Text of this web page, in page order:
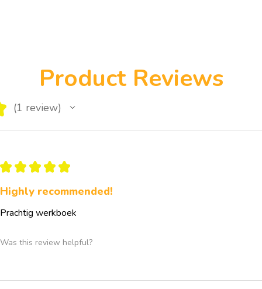
met de opdrachten
diepgang biedt om
Dit werkboek helpt
Want duurzame
Product Reviews
1 review
1
★ ★ ★ ★ ★
Highly recommended!
Prachtig werkboek
Was this review helpful?